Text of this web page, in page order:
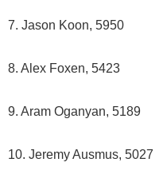
7. Jason Koon, 5950
8. Alex Foxen, 5423
9. Aram Oganyan, 5189
10. Jeremy Ausmus, 5027